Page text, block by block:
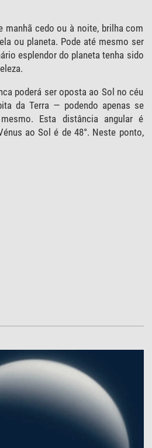
cedo ou à noite, brilha com
ou planeta. Pode até mesmo ser
esplendor do planeta tenha sido
poderá ser oposta ao Sol no céu
da Terra — podendo apenas se
Esta distância angular é
ao Sol é de 48°. Neste ponto,